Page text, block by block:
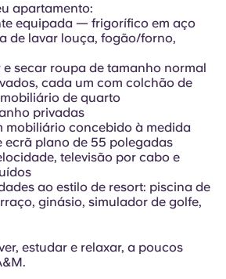
apartamento:
equipada — frigorífico em aço
de lavar louça, fogão/forno,
e secar roupa de tamanho normal
cada um com colchão de
de quarto
privadas
mobiliário concebido à medida
ecrã plano de 55 polegadas
televisão por cabo e
ao estilo de resort: piscina de
ginásio, simulador de golfe,
estudar e relaxar, a poucos